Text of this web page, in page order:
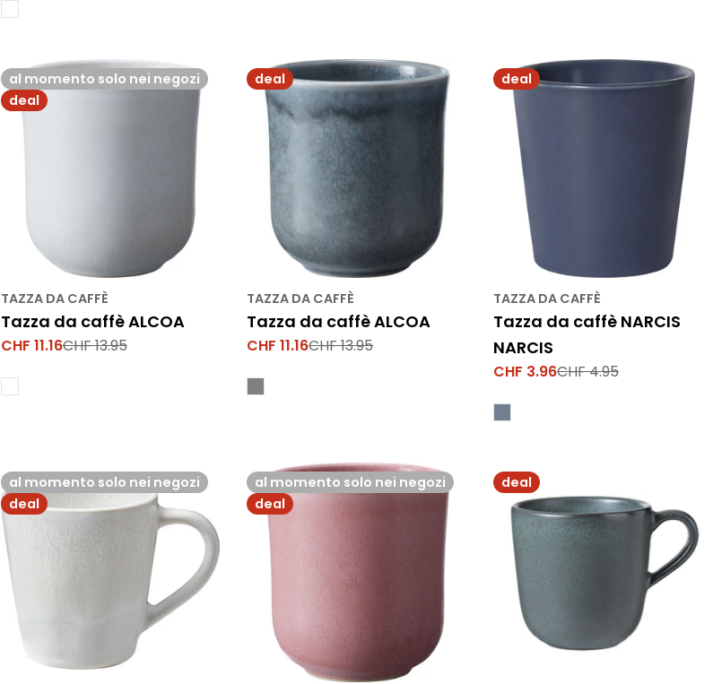
vendita
al momento solo nei negozi
deal
TAZZA DA CAFFÈ
Tazza da caffè ALCOA
Prezzo
vendita
CHF 11.16
Prezzo CHF 13.95
deal
TAZZA DA CAFFÈ
Tazza da caffè ALCOA
Prezzo
vendita
CHF 11.16
Prezzo CHF 13.95
deal
TAZZA DA CAFFÈ
Tazza da caffè NARCIS
NARCIS
Prezzo
vendita
CHF 3.96
Prezzo
CHF 4.95
al momento solo nei negozi
deal
al momento solo nei negozi
deal
deal